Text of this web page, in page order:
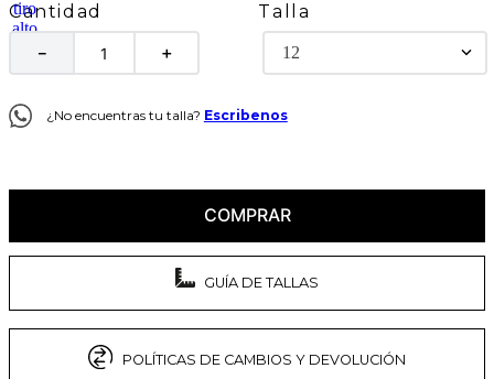
Cantidad
＋
－
Talla
12
¿No encuentras tu talla? Escribenos
COMPRAR
GUÍA DE TALLAS
POLÍTICAS DE CAMBIOS Y DEVOLUCIÓN